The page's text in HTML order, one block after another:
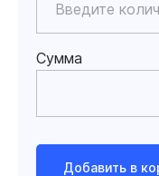
Сумма
Добавить в